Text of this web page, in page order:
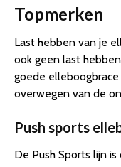
Topmerken
Last hebben van je
ook geen last
goede
overwegen van de
Push sports
De Push Sports lijn